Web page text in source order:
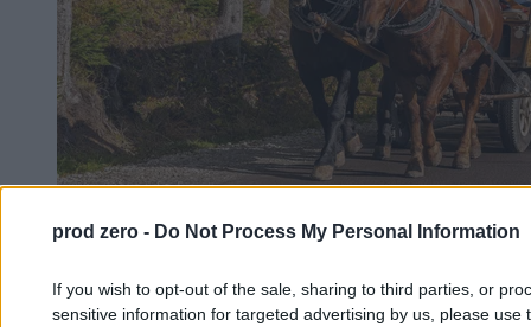
prod zero - Do Not Process My Personal Information
If you wish to opt-out of the sale, sharing to third parties, or
sensitive information for targeted advertising by us, please use